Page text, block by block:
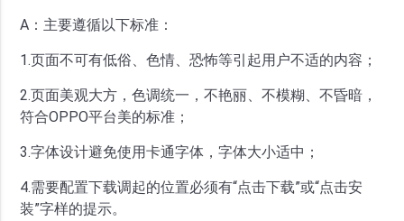
A：主要遵循以下标准：
1.页面不可有低俗、色情、恐怖等引起用户不适的内容；
2.页面美观大方，色调统一，不艳丽、不模糊、不昏暗，
符合OPPO平台美的标准；
3.字体设计避免使用卡通字体，字体大小适中；
4.需要配置下载调起的位置必须有“点击下载”或“点击安
装”字样的提示。